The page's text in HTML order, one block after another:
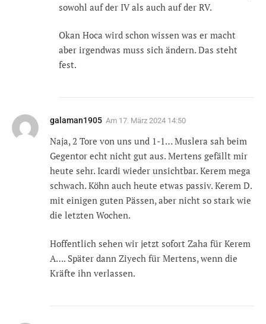
sowohl auf der IV als auch auf der RV.
Okan Hoca wird schon wissen was er macht
aber irgendwas muss sich ändern. Das steht
fest.
galaman1905 Am 17. März 2024 14:50
Naja, 2 Tore von uns und 1-1… Muslera sah beim
Gegentor echt nicht gut aus. Mertens gefällt mir
heute sehr. Icardi wieder unsichtbar. Kerem mega
schwach. Köhn auch heute etwas passiv. Kerem D.
mit einigen guten Pässen, aber nicht so stark wie
die letzten Wochen.
Hoffentlich sehen wir jetzt sofort Zaha für Kerem
A…. Später dann Ziyech für Mertens, wenn die
Kräfte ihn verlassen.